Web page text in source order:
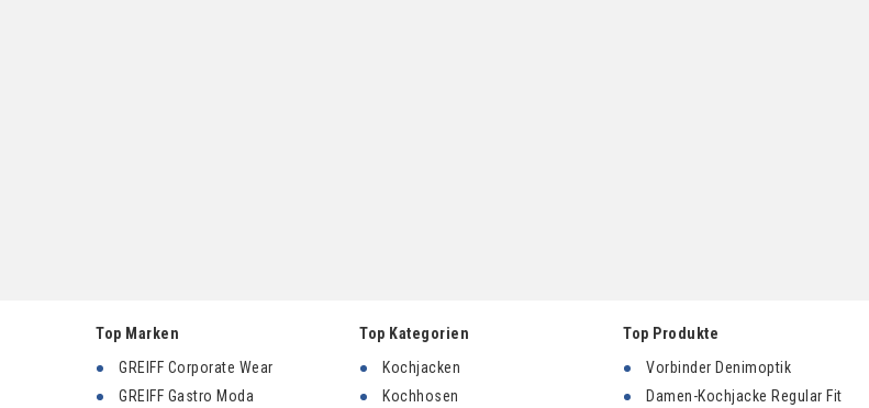
Top Marken
GREIFF Corporate Wear
GREIFF Gastro Moda
Top Kategorien
Kochjacken
Kochhosen
Top Produkte
Vorbinder Denimoptik
Damen-Kochjacke Regular Fit